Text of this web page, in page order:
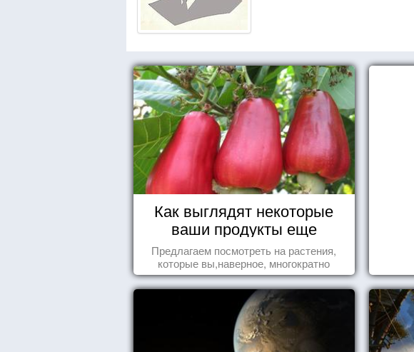
Как выглядят некоторые
ваши продукты еще
живыми?
Предлагаем посмотреть на растения,
которые вы,наверное, многократно
видели , но никогда не представляли
себе, что употребляете их в пищу.